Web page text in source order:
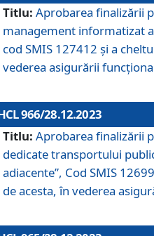
Titlu: Aprobarea finalizării
management informatizat
cod SMIS 127412 și a
vederea asigurării
966/28.12.2023
Titlu: Aprobarea finalizării
dedicate transportului
adiacente”, Cod SMIS
de acesta, în vederea